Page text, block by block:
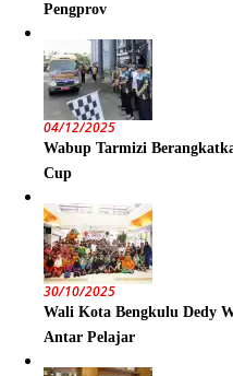
Pengprov
04/12/2025
Wabup Tarmizi
Cup
30/10/2025
Wali Kota Bengkulu Dedy
Antar Pelajar